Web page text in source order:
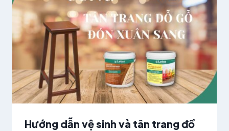
Hướng dẫn vệ sinh và tân trang đồ